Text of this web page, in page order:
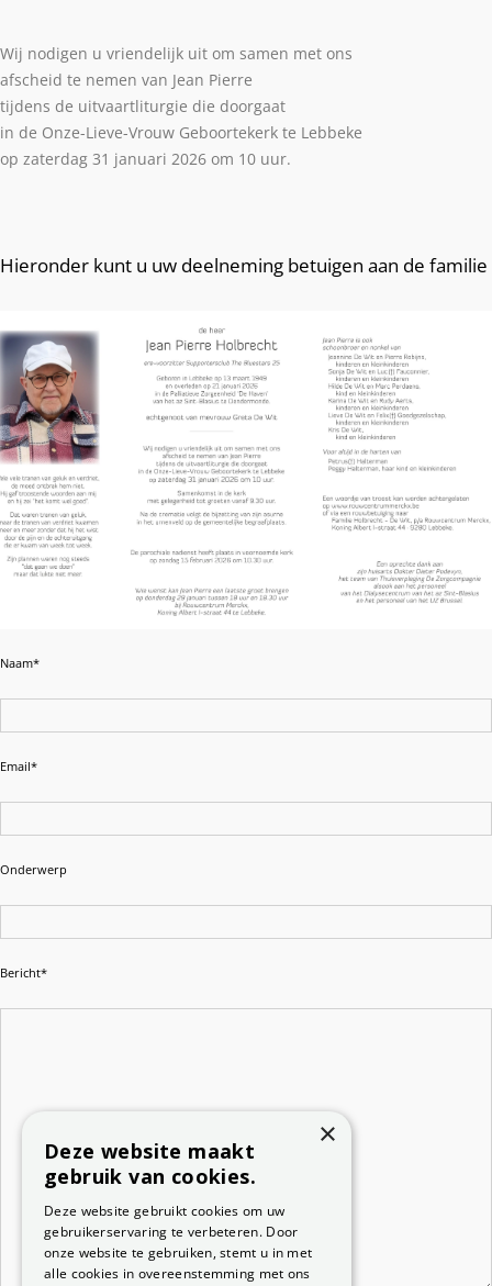
Wij nodigen u vriendelijk uit om samen met ons
afscheid te nemen van Jean Pierre
tijdens de uitvaartliturgie die doorgaat
in de Onze-Lieve-Vrouw Geboortekerk te Lebbeke
op zaterdag 31 januari 2026 om 10 uur.
Hieronder kunt u uw deelneming betuigen aan de familie
Naam*
Email*
Onderwerp
Bericht*
×
Deze website maakt
gebruik van cookies.
Deze website gebruikt cookies om uw
gebruikerservaring te verbeteren. Door
onze website te gebruiken, stemt u in met
alle cookies in overeenstemming met ons